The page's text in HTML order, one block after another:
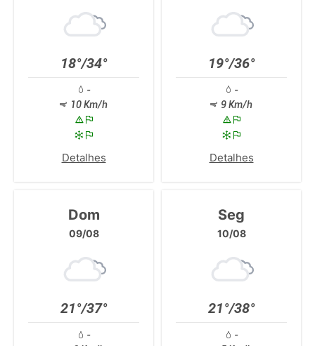
18°/34°
-
10 Km/h
Detalhes
19°/36°
-
9 Km/h
Detalhes
Dom
09/08
21°/37°
-
Seg
10/08
21°/38°
-